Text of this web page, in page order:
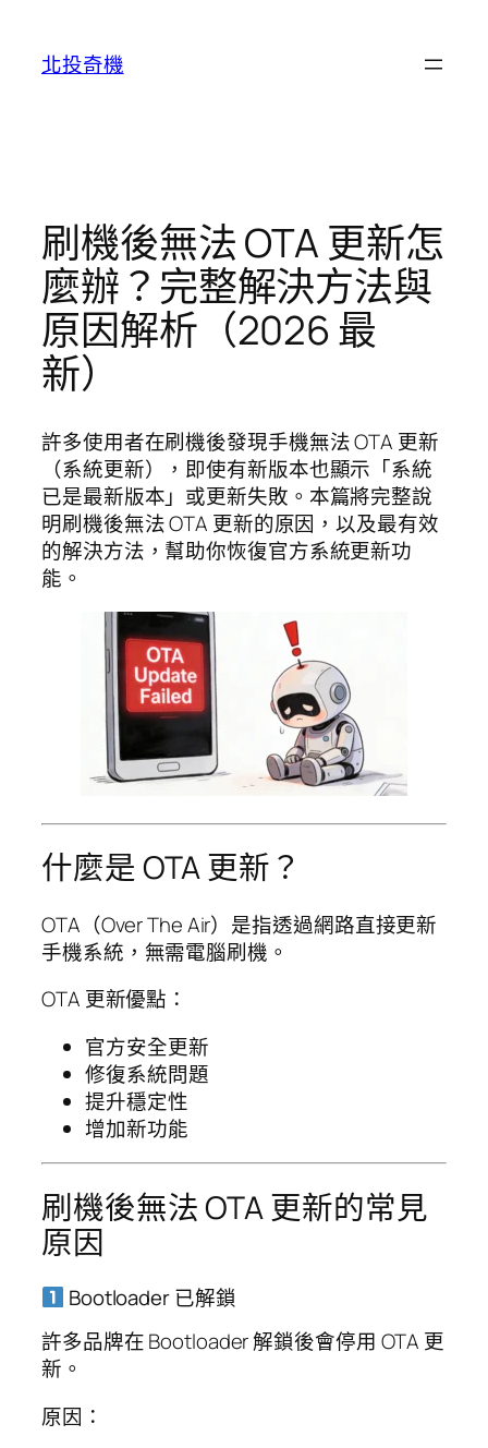
北投奇機
刷機後無法 OTA 更新怎
麼辦？完整解決方法與
原因解析（2026 最
新）
許多使用者在刷機後發現手機無法 OTA 更新
（系統更新），即使有新版本也顯示「系統
已是最新版本」或更新失敗。本篇將完整說
明刷機後無法 OTA 更新的原因，以及最有效
的解決方法，幫助你恢復官方系統更新功
能。
什麼是 OTA 更新？
OTA（Over The Air）是指透過網路直接更新
手機系統，無需電腦刷機。
OTA 更新優點：
官方安全更新
修復系統問題
提升穩定性
增加新功能
刷機後無法 OTA 更新的常見
原因
Bootloader 已解鎖
許多品牌在 Bootloader 解鎖後會停用 OTA 更
新。
原因：